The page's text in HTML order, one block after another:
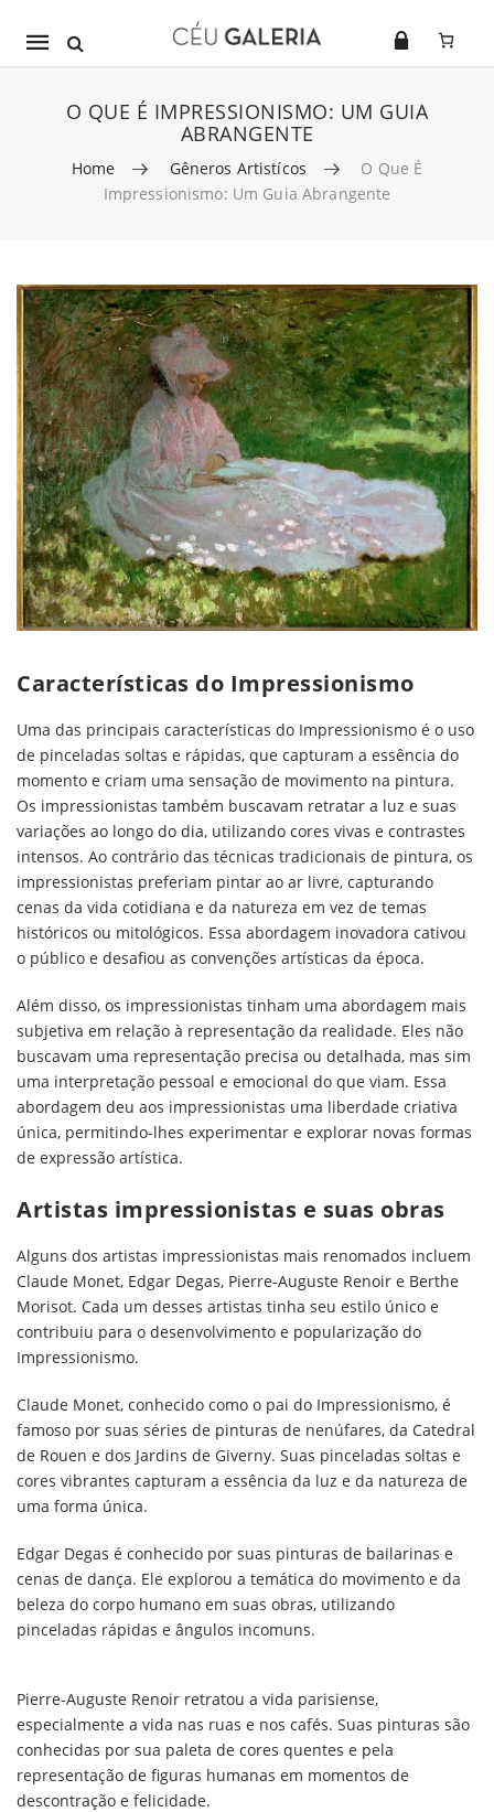
Mobile
O QUE É IMPRESSIONISMO: UM GUIA
ABRANGENTE
Home Gêneros Artistícos
O Que É
Impressionismo: Um Guia Abrangente
Skip to content
Características do Impressionismo
Uma das principais características do Impressionismo é o uso
de pinceladas soltas e rápidas, que capturam a essência do
momento e criam uma sensação de movimento na pintura.
Os impressionistas também buscavam retratar a luz e suas
variações ao longo do dia, utilizando cores vivas e contrastes
intensos. Ao contrário das técnicas tradicionais de pintura, os
impressionistas preferiam pintar ao ar livre, capturando
cenas da vida cotidiana e da natureza em vez de temas
históricos ou mitológicos. Essa abordagem inovadora cativou
o público e desafiou as convenções artísticas da época.
Além disso, os impressionistas tinham uma abordagem mais
subjetiva em relação à representação da realidade. Eles não
buscavam uma representação precisa ou detalhada, mas sim
uma interpretação pessoal e emocional do que viam. Essa
abordagem deu aos impressionistas uma liberdade criativa
única, permitindo-lhes experimentar e explorar novas formas
de expressão artística.
Artistas impressionistas e suas obras
Alguns dos artistas impressionistas mais renomados incluem
Claude Monet, Edgar Degas, Pierre-Auguste Renoir e Berthe
Morisot. Cada um desses artistas tinha seu estilo único e
contribuiu para o desenvolvimento e popularização do
Impressionismo.
Claude Monet, conhecido como o pai do Impressionismo, é
famoso por suas séries de pinturas de nenúfares, da Catedral
de Rouen e dos Jardins de Giverny. Suas pinceladas soltas e
cores vibrantes capturam a essência da luz e da natureza de
uma forma única.
Edgar Degas é conhecido por suas pinturas de bailarinas e
cenas de dança. Ele explorou a temática do movimento e da
beleza do corpo humano em suas obras, utilizando
pinceladas rápidas e ângulos incomuns.
Pierre-Auguste Renoir retratou a vida parisiense,
especialmente a vida nas ruas e nos cafés. Suas pinturas são
conhecidas por sua paleta de cores quentes e pela
representação de figuras humanas em momentos de
descontração e felicidade.